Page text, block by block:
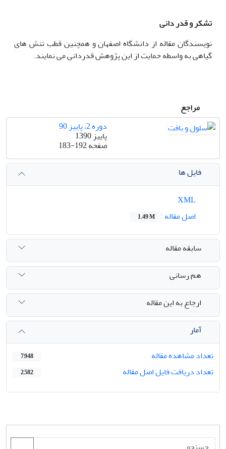
تشکر و قدر دانی
نویسندگان مقاله از دانشگاه اصفهان و همچنین قطب تنش های
گیاهی به واسطه حمایت از این پژوهش قدردانی می نمایند.
مراجع
دوره 2، پاییز 90
پاییز 1390
صفحه183-192
فایل ها
اصل مقاله
1.49 M
سابقه مقاله
هم رسانی
ارجاع به این مقاله
آمار
تعداد مشاهده مقاله
7,948
تعداد دریافت فایل اصل مقاله 2,582